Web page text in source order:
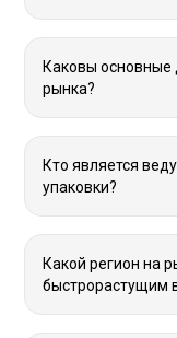
Каковы
рынка?
Кто является
упаковки?
Какой регион на
быстрорастущим